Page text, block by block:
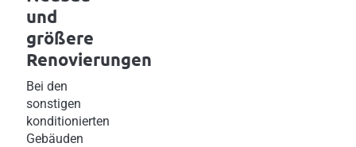
und
größere
Renovierungen
Bei den
sonstigen
konditionierten
Gebäuden